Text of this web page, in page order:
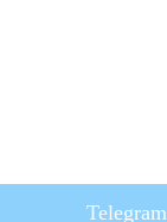
Telegram